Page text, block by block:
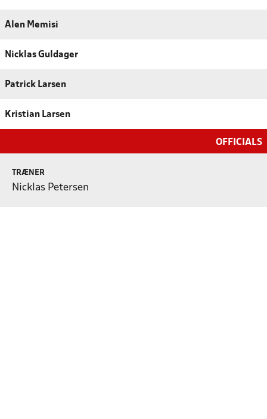
Alen Memisi
Nicklas Guldager
Patrick Larsen
Kristian Larsen
OFFICIALS
TRÆNER
Nicklas Petersen